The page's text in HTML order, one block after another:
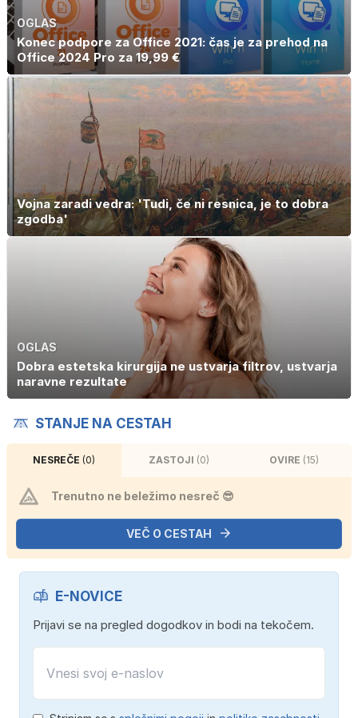
OGLAS
Konec podpore za Office 2021: čas je za prehod na
Office 2024 Pro za 19,99 €
Vojna zaradi vedra: 'Tudi, če ni resnica, je to dobra
zgodba'
OGLAS
Dobra estetska kirurgija ne ustvarja filtrov, ustvarja
naravne rezultate
STANJE NA CESTAH
NESREČE (0) ZASTOJI (0) OVIRE (15)
Trenutno ne beležimo nesreč 😎
VEČ O CESTAH
E-NOVICE
Prijavi se na pregled dogodkov in bodi na tekočem.